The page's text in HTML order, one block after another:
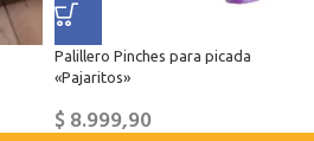
Palillero Pinches para picada
«Pajaritos»
$8.999,90